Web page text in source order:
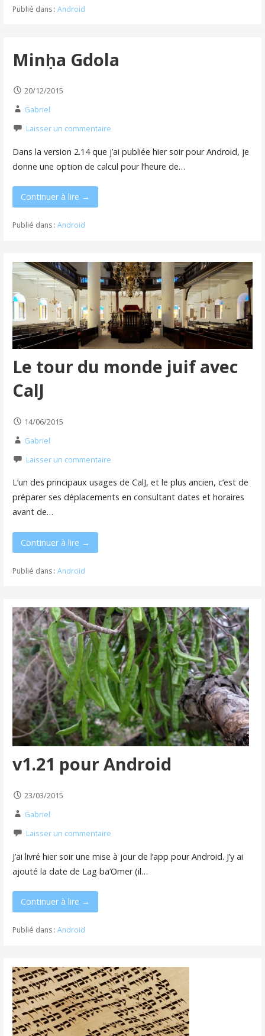
Publié dans : Android
Minḥa Gdola
20/12/2015
Gabriel
Laisser un commentaire
Dans la version 2.14 que j’ai publiée hier soir pour Android, je
donne une option de calcul pour l’heure de…
Continuer à lire →
Publié dans : Android
Le tour du monde juif avec
CalJ
14/06/2015
Gabriel
Laisser un commentaire
L’un des principaux usages de CalJ, et le plus ancien, c’est de
préparer ses déplacements en consultant dates et horaires
avant de…
Continuer à lire →
Publié dans : Android
v1.21 pour Android
23/03/2015
Gabriel
Laisser un commentaire
J’ai livré hier soir une mise à jour de l’app pour Android. J’y ai
ajouté la date de Lag ba’Omer (il…
Continuer à lire →
Publié dans : Android